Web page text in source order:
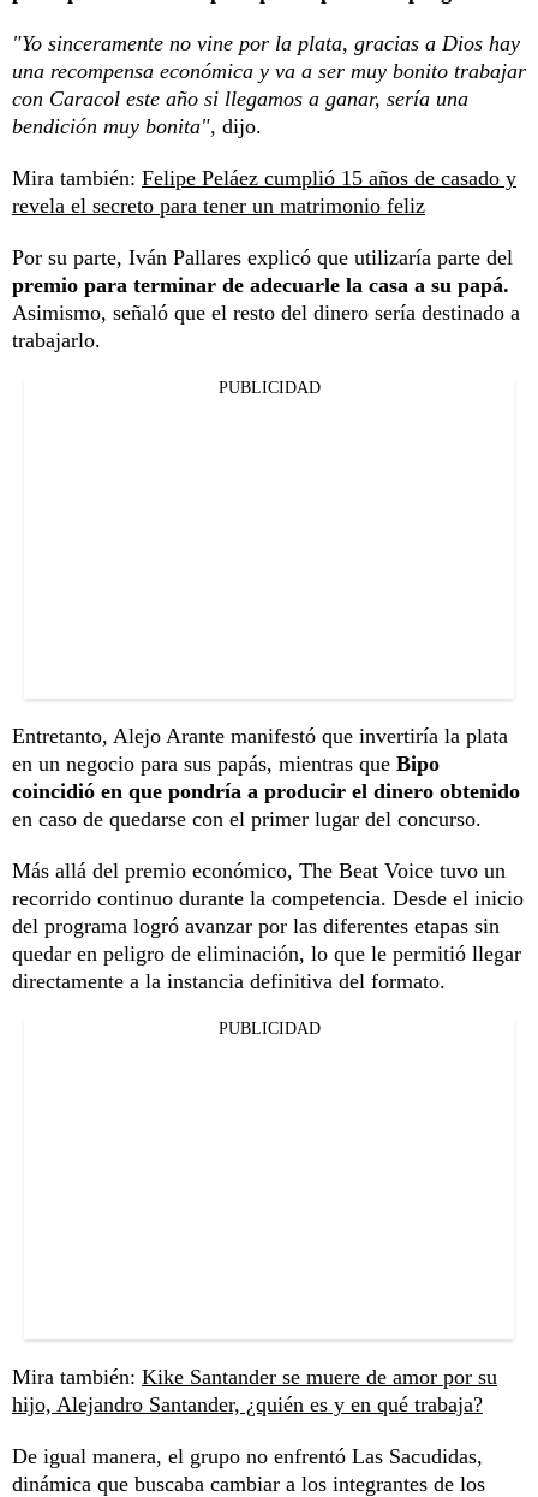
"Yo sinceramente no vine por la plata, gracias a Dios hay
una recompensa económica y va a ser muy bonito trabajar
con Caracol este año si llegamos a ganar, sería una
bendición muy bonita", dijo.
Mira también: Felipe Peláez cumplió 15 años de casado y
revela el secreto para tener un matrimonio feliz
Por su parte, Iván Pallares explicó que utilizaría parte del
premio para terminar de adecuarle la casa a su papá.
Asimismo, señaló que el resto del dinero sería destinado a
trabajarlo.
PUBLICIDAD
Entretanto, Alejo Arante manifestó que invertiría la plata
en un negocio para sus papás, mientras que Bipo
coincidió en que pondría a producir el dinero obtenido
en caso de quedarse con el primer lugar del concurso.
Más allá del premio económico, The Beat Voice tuvo un
recorrido continuo durante la competencia. Desde el inicio
del programa logró avanzar por las diferentes etapas sin
quedar en peligro de eliminación, lo que le permitió llegar
directamente a la instancia definitiva del formato.
PUBLICIDAD
Mira también: Kike Santander se muere de amor por su
hijo, Alejandro Santander, ¿quién es y en qué trabaja?
De igual manera, el grupo no enfrentó Las Sacudidas,
dinámica que buscaba cambiar a los integrantes de los